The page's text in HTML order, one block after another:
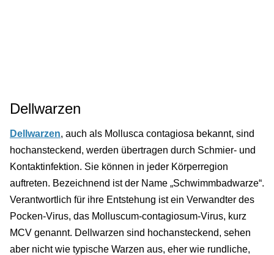
Dellwarzen
Dellwarzen, auch als Mollusca contagiosa bekannt, sind
hochansteckend, werden übertragen durch Schmier- und
Kontaktinfektion. Sie können in jeder Körperregion
auftreten. Bezeichnend ist der Name „Schwimmbadwarze“.
Verantwortlich für ihre Entstehung ist ein Verwandter des
Pocken-Virus, das Molluscum-contagiosum-Virus, kurz
MCV genannt. Dellwarzen sind hochansteckend, sehen
aber nicht wie typische Warzen aus, eher wie rundliche,